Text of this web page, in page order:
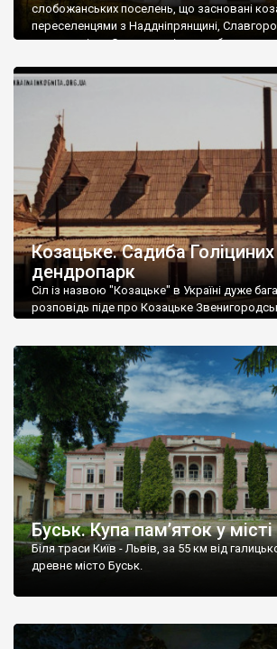
слобожанських поселень, що засновані
переселенцями з Наддніпрянщині,
трохи раніше. Спочатку містечко було
для охорони південних рубежів. Козаки
пізнише, коли охтирський полковник Іван
викупив Славгород у 1686 році. Маєток у
Козацьке. Садиба
дендропарк
Сіл із назвою "Козацьке" в Україні дуже
розповідь піде про Козацьке
Буськ. Купа пам’яток у
Біля траси Київ - Львів, за 55 км від
древнє місто Буськ.